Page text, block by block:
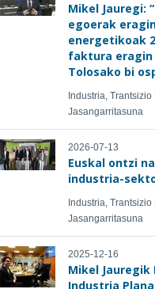
Mikel Jauregi:
egoerak
energetikoak
faktura eragin
Tolosako bi
Industria,
Jasangarritasuna
2026-07-13
Euskal ontzi
industria-
Industria,
Jasangarritasuna
2025-12-16
Mikel Jauregik
Industria